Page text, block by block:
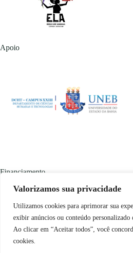
Valorizamos sua privacidade
Utilizamos cookies para aprimorar sua
exibir anúncios ou conteúdo personalizado
Ao clicar em “Aceitar todos”, você
cookies.
Apoio
Financiamento